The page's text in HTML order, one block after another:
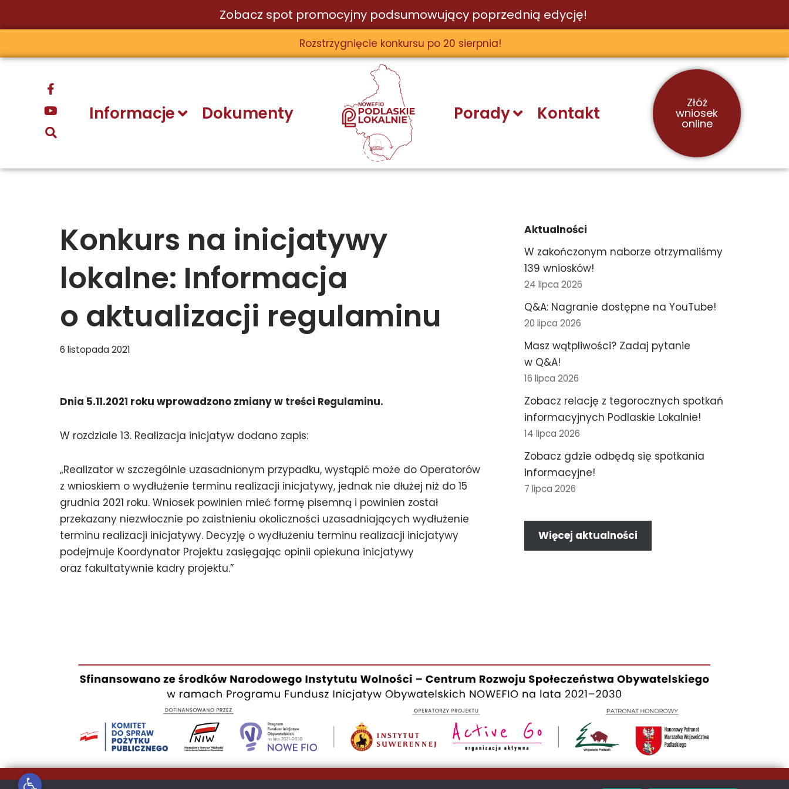
Otwórz pasek narzędzi
Przejdź
Zobacz spot promocyjny podsumowujący poprzednią edycję!
Rozstrzygnięcie konkursu po 20 sierpnia!
Informacje Dokumenty Porady Kontakt
Złóż
wniosek
online
Konkurs na inicjatywy
lokalne: Informacja
o aktualizacji regulaminu
6 listopada 2021
Dnia 5.11.2021 roku wprowadzono zmiany w treści Regulaminu.
W rozdziale 13. Realizacja inicjatyw dodano zapis:
„Realizator w szczególnie uzasadnionym przypadku, wystąpić może do Operatorów
z wnioskiem o wydłużenie terminu realizacji inicjatywy, jednak nie dłużej niż do 15
grudnia 2021 roku. Wniosek powinien mieć formę pisemną i powinien został
przekazany niezwłocznie po zaistnieniu okoliczności uzasadniających wydłużenie
terminu realizacji inicjatywy. Decyzję o wydłużeniu terminu realizacji inicjatywy
podejmuje Koordynator Projektu zasięgając opinii opiekuna inicjatywy
oraz fakultatywnie kadry projektu.”
Aktualności
W zakończonym naborze otrzymaliśmy
139 wniosków!
24 lipca 2026
Q&A: Nagranie dostępne na YouTube!
20 lipca 2026
Masz wątpliwości? Zadaj pytanie
w Q&A!
16 lipca 2026
Zobacz relację z tegorocznych spotkań
informacyjnych Podlaskie Lokalnie!
14 lipca 2026
Zobacz gdzie odbędą się spotkania
informacyjne!
7 lipca 2026
Więcej aktualności